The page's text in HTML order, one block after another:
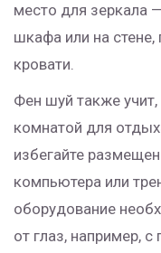
место для зеркала
шкафа или на
кровати.
Фен шуй также
комнатой для
избегайте
компьютера или
оборудование
от глаз, например,